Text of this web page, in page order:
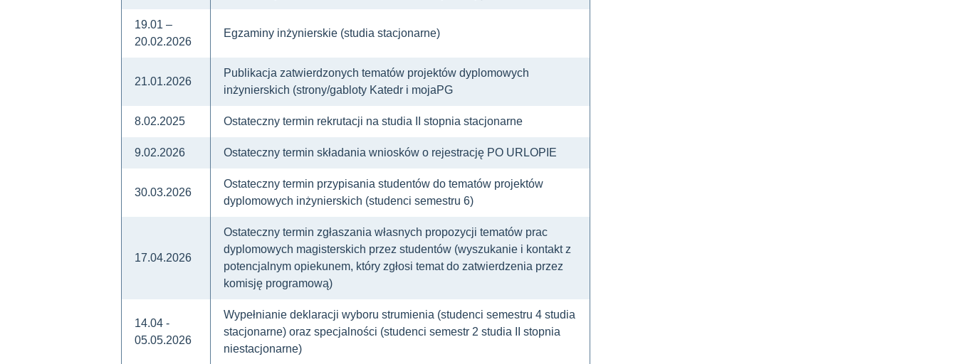
19.01 –
20.02.2026
Egzaminy inżynierskie (studia stacjonarne)
21.01.2026
Publikacja zatwierdzonych tematów projektów dyplomowych
inżynierskich (strony/gabloty Katedr i mojaPG
8.02.2025 Ostateczny termin rekrutacji na studia II stopnia stacjonarne
9.02.2026 Ostateczny termin składania wniosków o rejestrację PO URLOPIE
30.03.2026
Ostateczny termin przypisania studentów do tematów projektów
dyplomowych inżynierskich (studenci semestru 6)
17.04.2026
Ostateczny termin zgłaszania własnych propozycji tematów prac
dyplomowych magisterskich przez studentów (wyszukanie i kontakt z
potencjalnym opiekunem, który zgłosi temat do zatwierdzenia przez
komisję programową)
14.04 -
05.05.2026
Wypełnianie deklaracji wyboru strumienia (studenci semestru 4 studia
stacjonarne) oraz specjalności (studenci semestr 2 studia II stopnia
niestacjonarne)